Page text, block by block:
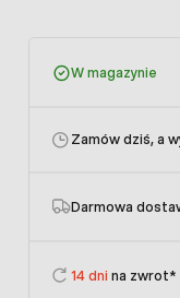
W magazynie
Zamów dziś, a
Darmowa
14 dni na zwrot*